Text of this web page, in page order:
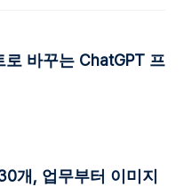
바꾸는 ChatGPT 프
개, 업무부터 이미지